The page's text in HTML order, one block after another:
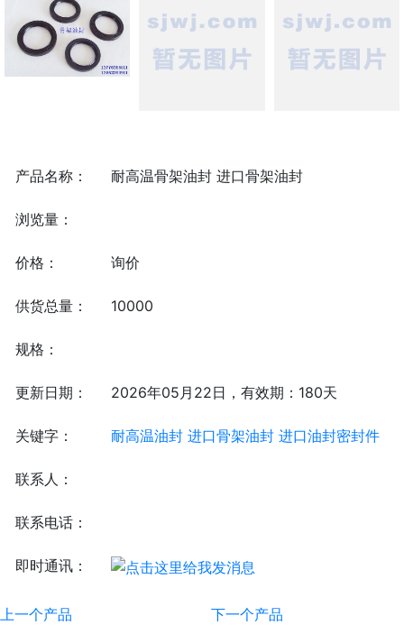
产品名称： 耐高温骨架油封 进口骨架油封
浏览量：
价格： 询价
供货总量： 10000
规格：
更新日期： 2026年05月22日，有效期：180天
关键字： 耐高温油封 进口骨架油封 进口油封密封件
联系人：
联系电话：
即时通讯：
上一个产品
下一个产品